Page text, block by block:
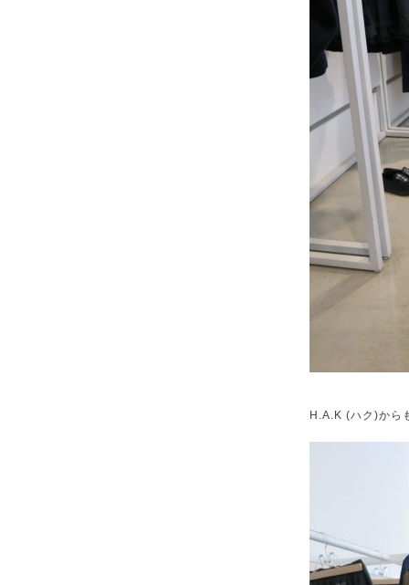
H.A.K (ハク)から